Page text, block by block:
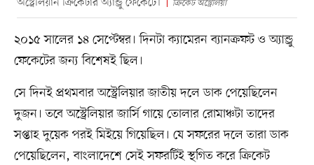
ক্রিকেট অস্ট্রেলিয়া
২০১৫ সালের ১৪ সেপ্টেম্বর। দিনটা ক্যামেরন ব্যানক্রফট ও অ্যান্ড্রু
ফেকেটের জন্য বিশেষই ছিল।
সে দিনই প্রথমবার অস্ট্রেলিয়ার জাতীয় দলে ডাক পেয়েছিলেন
দুজন। তবে অস্ট্রেলিয়ার জার্সি গায়ে তোলার রোমাঞ্চটা তাদের
সপ্তাহ দুয়েক পরই মিইয়ে গিয়েছিল। যে সফরের দলে তারা ডাক
পেয়েছিলেন, বাংলাদেশে সেই সফরটিই স্থগিত করে ক্রিকেট